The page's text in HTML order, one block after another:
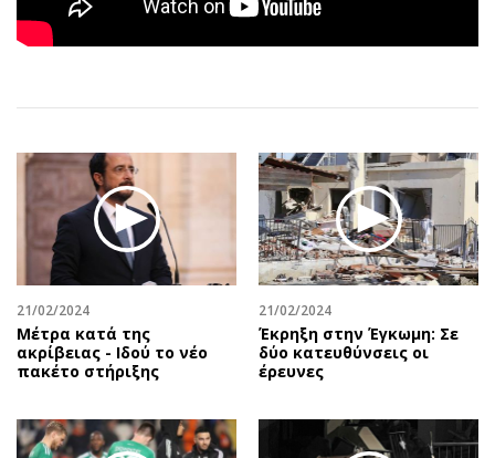
Αθλητισμός
Κύπρος
Κληρώσεις Allwyn
Οικονομική
Οικονομία
Real Estate
Επιχειρήσεις
Αγορές
Money Review
AstroBank Properties
Ενέργεια
Geek
Νέα
Αυτοκίνηση
Αφιερώματα
Πολιτική
Οικονομία
Γενικά
Αναδρομές
Πρόσωπα
Περιβάλλον
Γυναίκα
21/02/2024
Μέτρα κατά της
ακρίβειας - Ιδού το νέο
πακέτο στήριξης
21/02/2024
Έκρηξη στην Έγκωμη: Σε
δύο κατευθύνσεις οι
έρευνες